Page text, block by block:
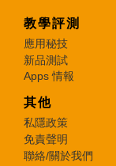
教學評測
應用秘技
新品測試
Apps 情報
其他
私隱政策
免責聲明
聯絡/關於我們